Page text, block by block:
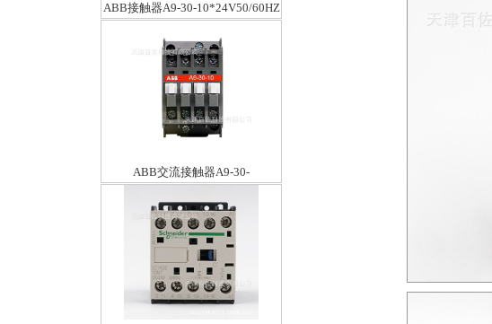
ABB接触器A9-30-10*24V50/60HZ
ABB交流接触器A9-30-
10*24V50/60HZ